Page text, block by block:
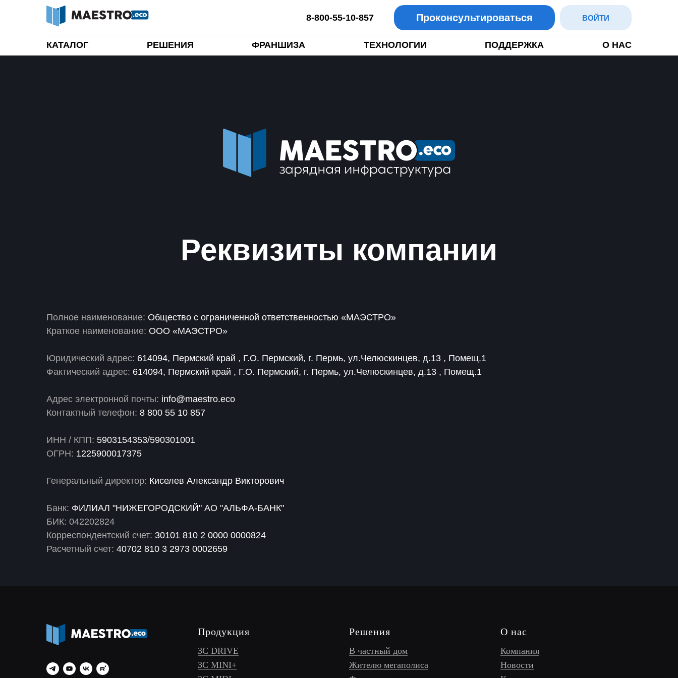
8-800-55-10-857 Проконсультироваться ВОЙТИ
КАТАЛОГ РЕШЕНИЯ ФРАНШИЗА ТЕХНОЛОГИИ ПОДДЕРЖКА О НАС
Реквизиты компании
Полное наименование: Общество с ограниченной ответственностью «МАЭСТРО»
Краткое наименование: ООО «МАЭСТРО»
Юридический адрес: 614094, Пермский край , Г.О. Пермский, г. Пермь, ул.Челюскинцев, д.13 , Помещ.1
Фактический адрес: 614094, Пермский край , Г.О. Пермский, г. Пермь, ул.Челюскинцев, д.13 , Помещ.1
Адрес электронной почты: info@maestro.eco
Контактный телефон: 8 800 55 10 857
ИНН / КПП: 5903154353/590301001
ОГРН: 1225900017375
Генеральный директор: Киселев Александр Викторович
Банк: ФИЛИАЛ "НИЖЕГОРОДСКИЙ" АО "АЛЬФА-БАНК"
БИК: 042202824
Корреспондентский счет: 30101 810 2 0000 0000824
Расчетный счет: 40702 810 3 2973 0002659
Продукция
ЗС DRIVE
ЗС MINI+
Решения
В частный дом
Жителю мегаполиса
О нас
Компания
Новости